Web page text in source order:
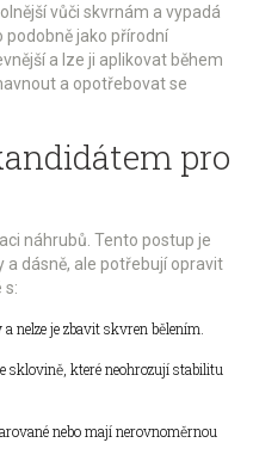
vůči skvrnám a vypadá
jako přírodní
a lze ji aplikovat během
a opotřebovat se
pro
náhrubů. Tento postup je
a dásně, ale potřebují opravit
s:
nelze je zbavit skvren bělením.
sklovině, které neohrozují stabilitu
nebo mají nerovnoměrnou